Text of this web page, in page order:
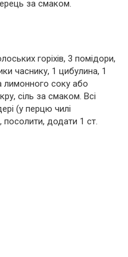
за смаком.
горіхів, 3 помідори,
часнику, 1 цибулина, 1
лимонного соку або
сіль за смаком. Всі
(у перцю чилі
додати 1 ст.